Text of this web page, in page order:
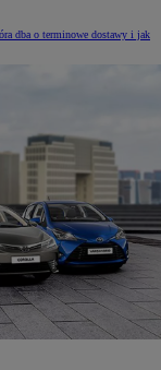
dba o terminowe dostawy i jak